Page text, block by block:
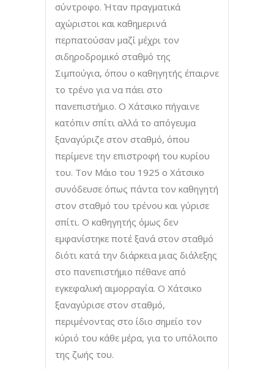
σύντροφο. Ήταν πραγματικά
αχώριστοι και καθημερινά
περπατούσαν μαζί μέχρι τον
σιδηροδρομικό σταθμό της
Σιμπούγια, όπου ο καθηγητής έπαιρνε
το τρένο για να πάει στο
πανεπιστήμιο. Ο Χάτσικο πήγαινε
κατόπιν σπίτι αλλά το απόγευμα
ξαναγύριζε στον σταθμό, όπου
περίμενε την επιστροφή του κυρίου
του. Τον Μάιο του 1925 ο Χάτσικο
συνόδευσε όπως πάντα τον καθηγητή
στον σταθμό του τρένου και γύρισε
σπίτι. Ο καθηγητής όμως δεν
εμφανίστηκε ποτέ ξανά στον σταθμό
διότι κατά την διάρκεια μιας διάλεξης
στο πανεπιστήμιο πέθανε από
εγκεφαλική αιμορραγία. Ο Χάτσικο
ξαναγύρισε στον σταθμό,
περιμένοντας στο ίδιο σημείο τον
κύριό του κάθε μέρα, για το υπόλοιπο
της ζωής του.